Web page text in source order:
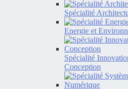
Spécialité
Energie et
Spécialité
Conception